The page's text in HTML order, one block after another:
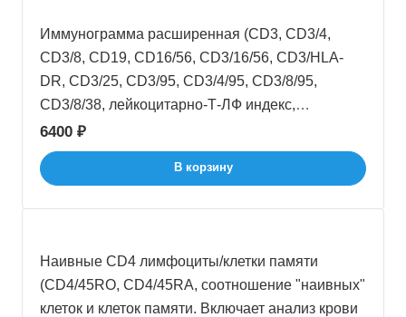
Иммунограмма расширенная (CD3, CD3/4,
CD3/8, CD19, CD16/56, CD3/16/56, CD3/HLA-
DR, CD3/25, CD3/95, CD3/4/95, CD3/8/95,
CD3/8/38, лейкоцитарно-Т-ЛФ индекс,
иммунорегуляторный индекс. Включает анализ
крови с лейкоцитарной формулой)
6400 ₽
В корзину
Наивные CD4 лимфоциты/клетки памяти
(CD4/45RO, CD4/45RA, соотношение "наивных"
клеток и клеток памяти. Включает анализ крови